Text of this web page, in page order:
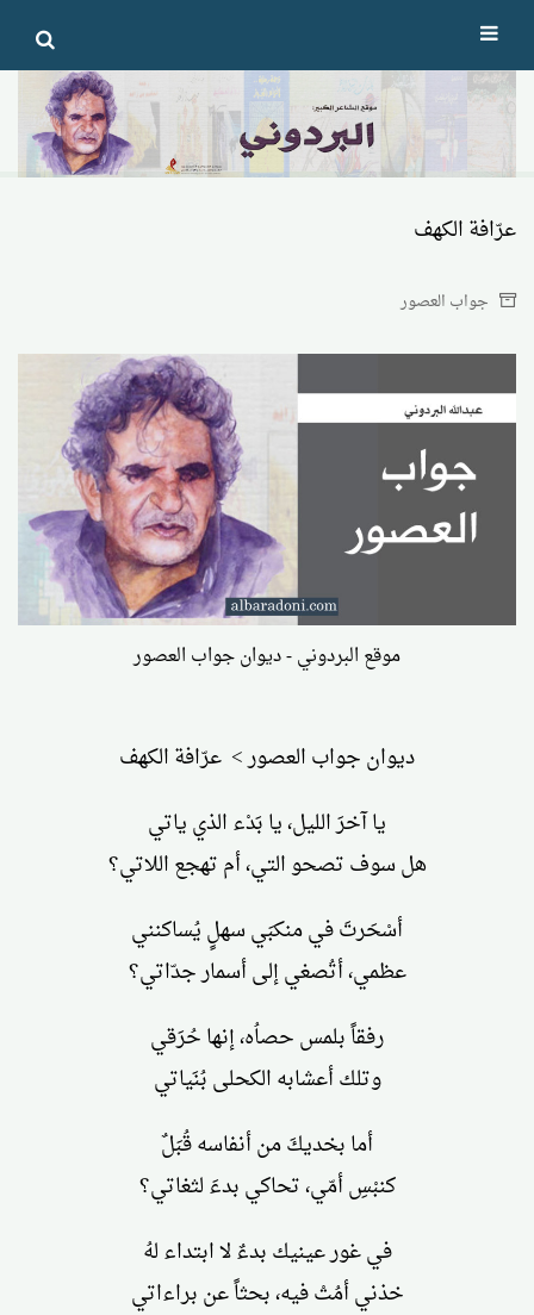
Skip
to
content
عرّافة الكهف
جواب العصور
موقع البردوني - ديوان جواب العصور
ديوان جواب العصور > عرّافة الكهف
يا آخرَ الليل، يا بَدْء الذي ياتي
هل سوف تصحو التي، أم تهجع اللاتي؟
أسْحَرتَ في منكبَي سهلٍ يُساكنني
عظمي، أتُصغي إلى أسمار جدّاتي؟
رفقاً بلمس حصاُه، إنها حُرَقي
وتلك أعشابه الكحلى بُنَياتي
أما بخديكَ من أنفاسه قُبَلٌ
كنبْسِ أمّي، تحاكي بدءَ لثغاتي؟
في غور عينيك بدءٌ لا ابتداء لهُ
خذني أمُتْ فيه، بحثاً عن براءاتي